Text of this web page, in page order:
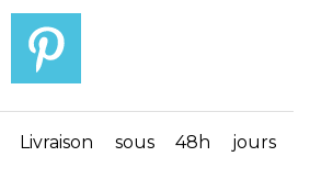
Livraison sous 48h jours